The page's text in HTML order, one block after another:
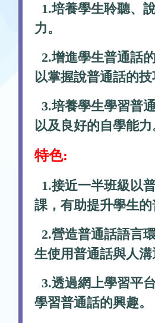
1.培養學生聆聽、
力。
2.增進學生普通話
以掌握說普通話的技
3.培養學生學習普
以及良好的自學能力
特色:
1.接近一半班級以
課，有助提升學生的
2.營造普通話語言
生使用普通話與人溝
3.透過網上學習平
學習普通話的興趣。